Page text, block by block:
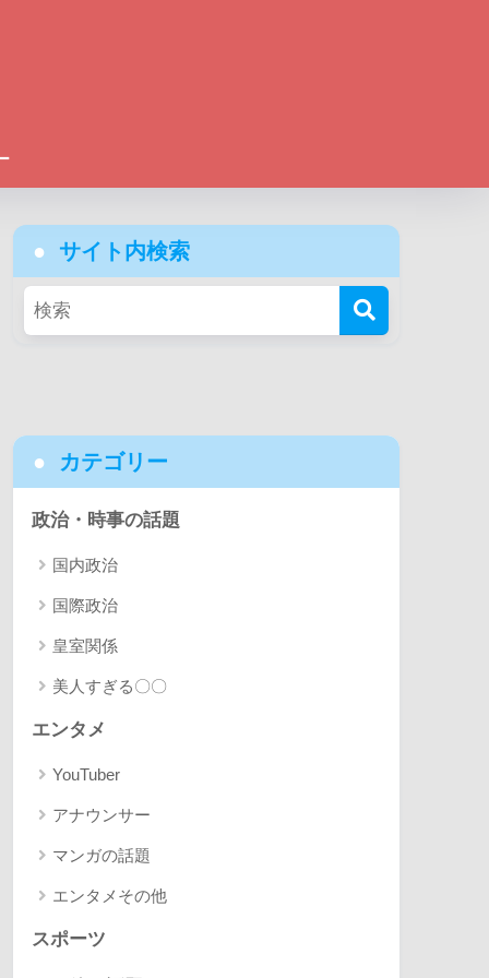
サイト内検索
カテゴリー
政治・時事の話題
国内政治
国際政治
皇室関係
美人すぎる〇〇
エンタメ
YouTuber
アナウンサー
マンガの話題
エンタメその他
スポーツ